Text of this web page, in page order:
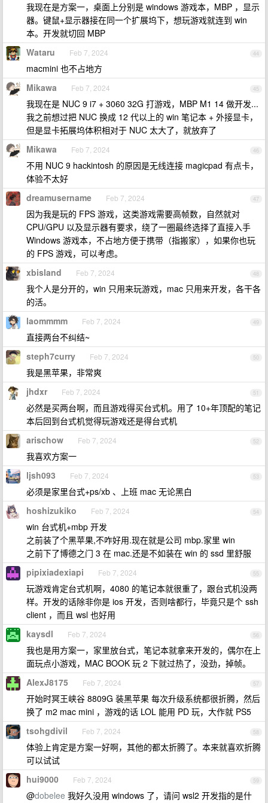
我现在是方案一，桌面上分别是 windows 游戏本，MBP ，显示
器。键鼠+显示器接在同一个扩展坞下，想玩游戏就连到 win
本。开发就切回 MBP
44
Wataru Feb 7, 2024
macmini 也不占地方
45
Mikawa Feb 7, 2024
我现在是 NUC 9 i7 + 3060 32G 打游戏，MBP M1 14 做开发...
我之前想过把 NUC 换成 12 代以上的 win 笔记本 + 外接显卡，
但是显卡拓展坞体积相对于 NUC 太大了，就放弃了
46
Mikawa Feb 7, 2024
不用 NUC 9 hackintosh 的原因是无线连接 magicpad 有点卡，
体验不太好
47
dreamusername Feb 7, 2024
因为我是玩的 FPS 游戏，这类游戏需要高帧数，自然就对
CPU/GPU 以及显示器有要求，绕了一圈最终选择了直接入手
Windows 游戏本，不占地方便于携带（指搬家），如果你也玩
的 FPS 游戏，可以考虑。
48
xbisland Feb 7, 2024
我个人是分开的，win 只用来玩游戏，mac 只用来开发，各干各
的活。
49
laommmm Feb 7, 2024
直接两台不纠结~
50
steph7curry Feb 7, 2024
我是黑苹果，非常爽
51
jhdxr Feb 7, 2024
必然是买两台啊，而且游戏得买台式机。用了 10+年顶配的笔记
本后回到台式机觉得玩游戏还是得台式机
52
arischow Feb 7, 2024
我喜欢方案一
53
ljsh093 Feb 7, 2024
必须是家里台式+ps/xb 、上班 mac 无论黑白
54
hoshizukiko Feb 7, 2024
win 台式机+mbp 开发
之前装了个黑苹果,不咋好用.现在就是公司 mbp.家里 win
之前下了博德之门 3 在 mac.还是不如装在 win 的 ssd 里舒服
55
pipixiadexiapi Feb 7, 2024
玩游戏肯定台式机啊，4080 的笔记本就很重了，跟台式机没两
样。开发的话除非你是 ios 开发，否则啥都行，毕竟只是个 ssh
client ，而且 wsl 也好用
56
kaysdl Feb 7, 2024
我也是用方案一，家里放台式，笔记本就拿来开发的，偶尔在上
面玩点小游戏，MAC BOOK 玩 2 下就过热了，没劲，掉帧。
57
AlexJ8175 Feb 7, 2024
开始时冥王峡谷 8809G 装黑苹果 每次升级系统都很折腾，然后
换了 m2 mac mini ，游戏的话 LOL 能用 PD 玩，大作就 PS5
58
tsohgdivil Feb 7, 2024
体验上肯定是方案一好啊，其他的都太折腾了。本来就喜欢折腾
可以试试
59
hui9000 Feb 7, 2024
@dobelee 我好久没用 windows 了，请问 wsl2 开发指的是什